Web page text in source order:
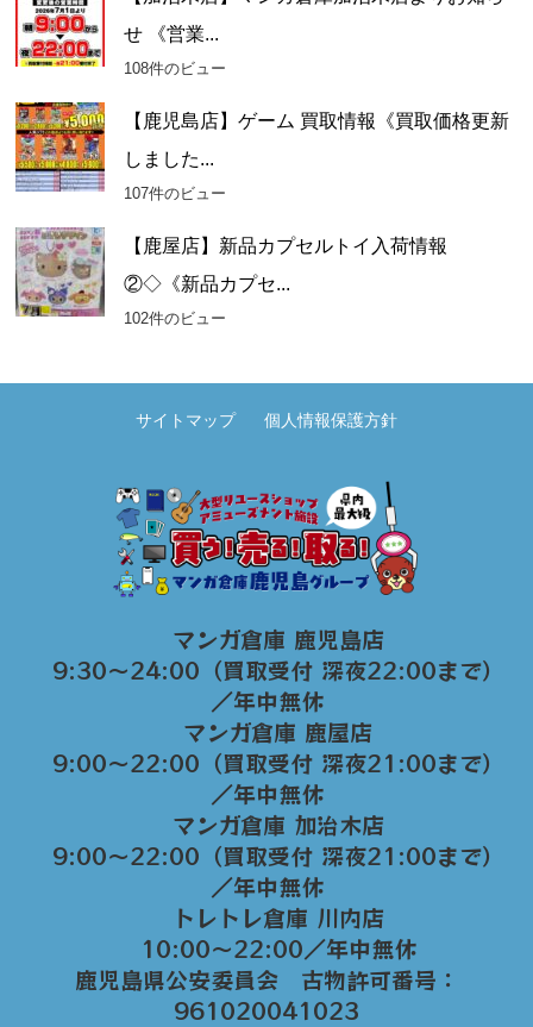
せ 《営業...
108件のビュー
【鹿児島店】ゲーム 買取情報《買取価格更新
しました...
107件のビュー
【鹿屋店】新品カプセルトイ入荷情報
②◇《新品カプセ...
102件のビュー
サイトマップ 個人情報保護方針
マンガ倉庫 鹿児島店
9:30～24:00（買取受付 深夜22:00まで）
／年中無休
マンガ倉庫 鹿屋店
9:00～22:00（買取受付 深夜21:00まで）
／年中無休
マンガ倉庫 加治木店
9:00〜22:00（買取受付 深夜21:00まで）
／年中無休
トレトレ倉庫 川内店
10:00〜22:00／年中無休
鹿児島県公安委員会 古物許可番号：
961020041023